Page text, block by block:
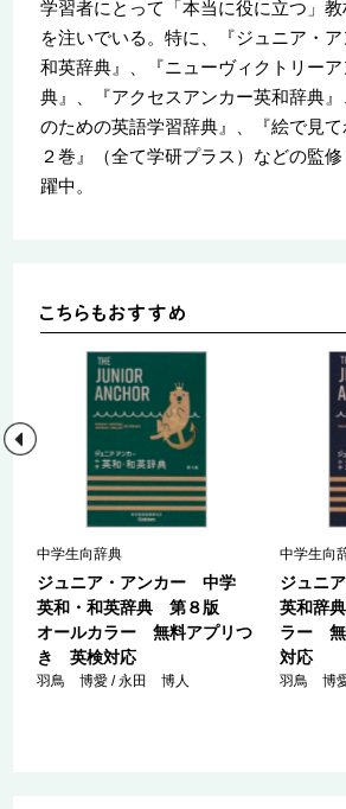
学習者にとって「本当に役に立つ」
を注いでいる。特に、『ジュニア・ア
和英辞典』、『ニューヴィクトリー
典』、『アクセスアンカー英和辞典
のための英語学習辞典』、『絵で見
２巻』（全て学研プラス）などの監
躍中。
中学生向辞典
ジュニア・アンカー 中学
英和・和英辞典 第８版
オールカラー 無料アプリつ
き 英検対応
羽鳥 博愛 / 永田 博人
中学生向
ジュニ
英和辞
ラー 無
対応
羽鳥 博